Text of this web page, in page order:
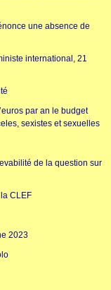
une absence de
international, 21
par an le budget
sexistes et sexuelles
de la question sur
CLEF
2023